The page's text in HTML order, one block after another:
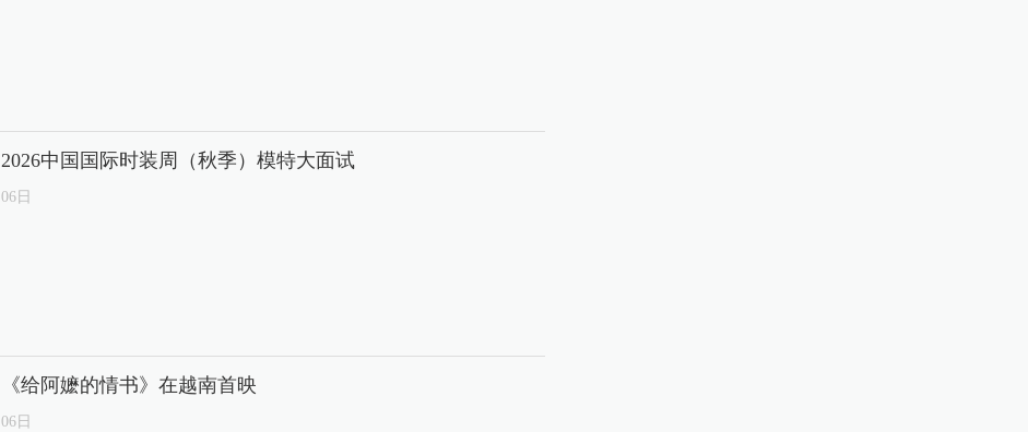
2026中国国际时装周（秋季）模特大面试
06日
《给阿嬷的情书》在越南首映
06日